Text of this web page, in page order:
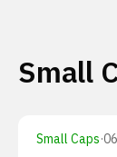
Small
Small Caps·